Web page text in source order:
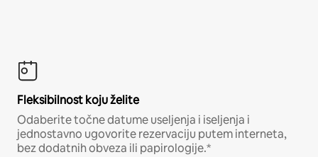
Fleksibilnost koju želite
Odaberite točne datume useljenja i iseljenja i
jednostavno ugovorite rezervaciju putem interneta,
bez dodatnih obveza ili papirologije.*